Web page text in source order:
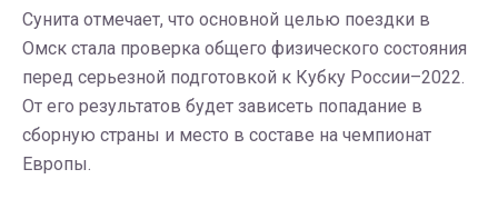
Сунита отмечает, что основной целью поездки в
Омск стала проверка общего физического состояния
перед серьезной подготовкой к Кубку России–2022.
От его результатов будет зависеть попадание в
сборную страны и место в составе на чемпионат
Европы.